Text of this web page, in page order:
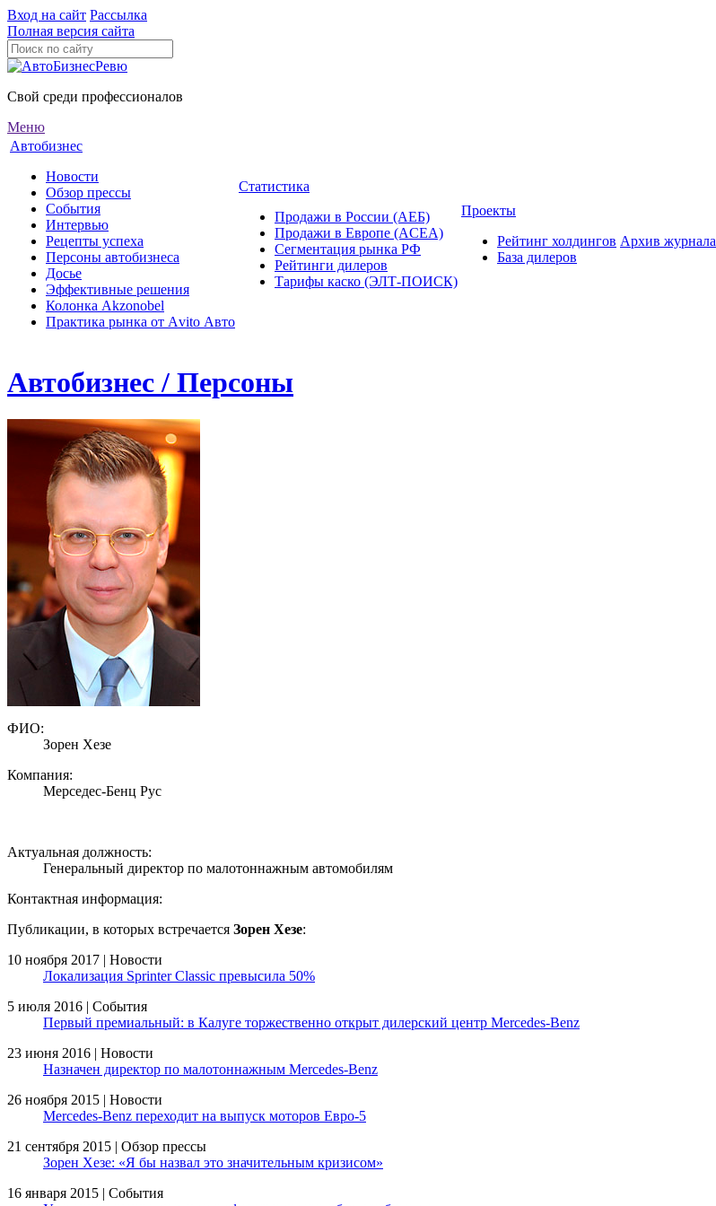
Вход на сайт Рассылка
Полная версия сайта
Свой среди профессионалов
Меню
Автобизнес
Новости
Обзор прессы
События
Интервью
Рецепты успеха
Персоны автобизнеса
Досье
Эффективные решения
Колонка Akzonobel
Практика рынка от Аvito Авто
Статистика
Продажи в России (АЕБ)
Продажи в Европе (ACEA)
Сегментация рынка РФ
Рейтинги дилеров
Тарифы каско (ЭЛТ-ПОИСК)
Проекты
Рейтинг холдингов
База дилеров
Архив журнала
Автобизнес / Персоны
ФИО:
Зорен Хезе
Компания:
Мерседес-Бенц Рус
Актуальная должность:
Генеральный директор по малотоннажным автомобилям
Контактная информация:
Публикации, в которых встречается Зорен Хезе:
10 ноября 2017 | Новости
Локализация Sprinter Classic превысила 50%
5 июля 2016 | События
Первый премиальный: в Калуге торжественно открыт дилерский центр Mercedes-Benz
23 июня 2016 | Новости
Назначен директор по малотоннажным Mercedes-Benz
26 ноября 2015 | Новости
Mercedes-Benz переходит на выпуск моторов Евро-5
21 сентября 2015 | Обзор прессы
Зорен Хезе: «Я бы назвал это значительным кризисом»
16 января 2015 | События